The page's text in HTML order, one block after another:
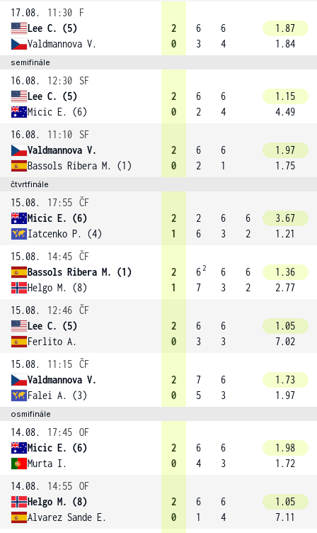
17.08.
11:30
F
Lee C. (5)
Valdmannova V.
2
0
6
3
6
4
1.87
1.84
semifinále
16.08. 12:30
SF
Lee C. (5)
Micic E. (6)
2
0
6
2
6
4
1.15
4.49
16.08.
11:10
SF
Valdmannova V.
Bassols Ribera M. (1)
2
0
6
2
6
1
1.97
1.75
čtvrtfinále
15.08. 17:55 ČF
Micic E. (6)
Iatcenko P. (4)
2
1
2
6
6
3
6
2
3.67
1.21
15.08.
14:45 ČF
Bassols Ribera M. (1)
Helgo M. (8)
2
1
62
7
6
3
6
2
1.36
2.77
15.08.
12:46 ČF
Lee C. (5)
Ferlito A.
2
0
6
3
6
3
1.05
7.02
15.08.
11:15 ČF
Valdmannova V.
Falei A. (3)
2
0
7
5
6
3
1.73
1.97
osmifinále
14.08. 17:45 OF
Micic E. (6)
Murta I.
2
0
6
4
6
3
1.98
1.72
14.08.
14:55 OF
Helgo M. (8)
Alvarez Sande E.
2
0
6
1
6
4
1.05
7.11